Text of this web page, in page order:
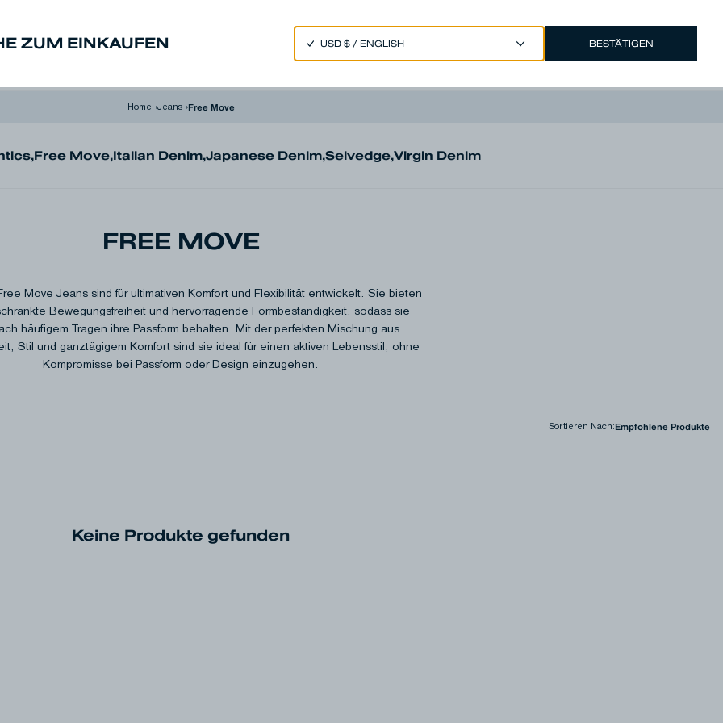
ZUM EINKAUFEN BESTÄTIGEN
EUR €/GERMAN Account
Home ›Jeans ›Free Move
,Free Move,Italian Denim,Japanese Denim,Selvedge,Virgin Denim
FREE MOVE
Free Move Jeans sind für ultimativen Komfort und Flexibilität entwickelt. Sie bieten
Bewegungsfreiheit und hervorragende Formbeständigkeit, sodass sie
häufigem Tragen ihre Passform behalten. Mit der perfekten Mischung aus
Stil und ganztägigem Komfort sind sie ideal für einen aktiven Lebensstil, ohne
Kompromisse bei Passform oder Design einzugehen.
Sortieren Nach :
Keine Produkte gefunden